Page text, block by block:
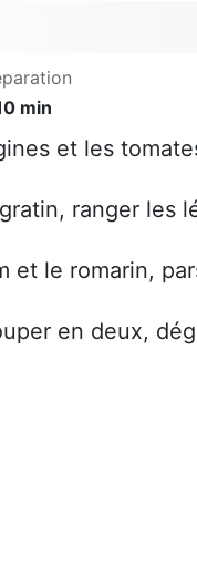
min
et les
ranger les
et le romarin,
en deux,